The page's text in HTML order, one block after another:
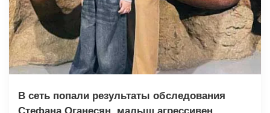
В сеть попали результаты обследования
Стефана Оганесян, малыш агрессивен,